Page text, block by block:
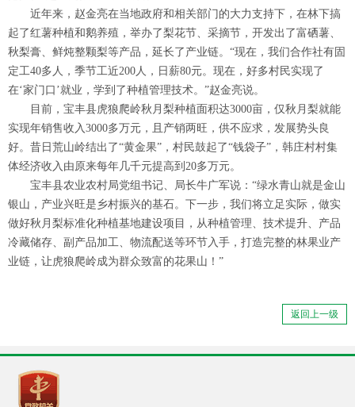
近年来，赵金亮在当地政府和相关部门的大力支持下，在林下搞
起了红薯种植和鹅养殖，举办了梨花节、采摘节，开发出了富硒薯、
秋梨膏、鲜炖整颗梨等产品，延长了产业链。“现在，我们合作社有固
定工40多人，季节工近200人，日薪80元。现在，好多村民实现了
在‘家门口’就业，学到了种植管理技术。”赵金亮说。
目前，宝丰县虎狼爬岭秋月梨种植面积达3000亩，仅秋月梨就能
实现年销售收入3000多万元，且产销两旺，供不应求，发展势头良
好。昔日荒山岭结出了“黄金果”，村民鼓起了“钱袋子”，韩庄村村集
体经济收入由原来每年几千元提高到20多万元。
宝丰县农业农村局党组书记、局长牛广军说：“绿水青山就是金山
银山，产业兴旺是乡村振兴的基石。下一步，我们将立足实际，做实
做好秋月梨标准化种植基地建设项目，从种植管理、技术提升、产品
冷藏储存、副产品加工、物流配送等环节入手，打造完整的林果业产
业链，让虎狼爬岭成为群众致富的花果山！”
返回上一级